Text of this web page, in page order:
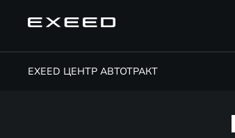
EXEED ЦЕНТР АВТОТРАКТ